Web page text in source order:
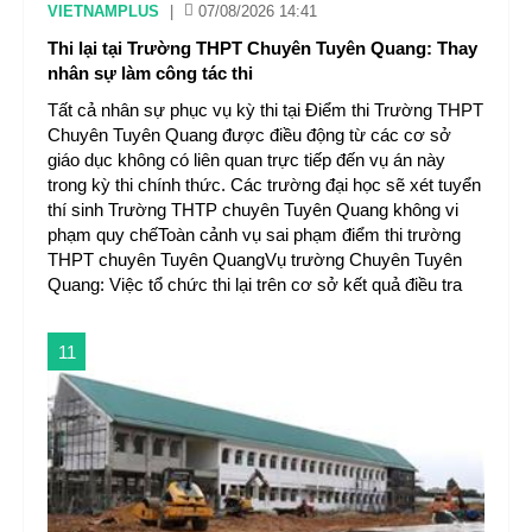
VIETNAMPLUS 07/08/2026 14:41
Thi lại tại Trường THPT Chuyên Tuyên Quang: Thay
nhân sự làm công tác thi
Tất cả nhân sự phục vụ kỳ thi tại Điểm thi Trường THPT
Chuyên Tuyên Quang được điều động từ các cơ sở
giáo dục không có liên quan trực tiếp đến vụ án này
trong kỳ thi chính thức. Các trường đại học sẽ xét tuyển
thí sinh Trường THTP chuyên Tuyên Quang không vi
phạm quy chếToàn cảnh vụ sai phạm điểm thi trường
THPT chuyên Tuyên QuangVụ trường Chuyên Tuyên
Quang: Việc tổ chức thi lại trên cơ sở kết quả điều tra
11